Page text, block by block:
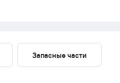
Запасные части